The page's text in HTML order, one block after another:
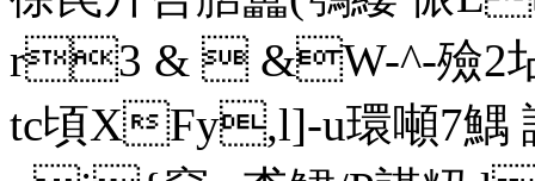
r3 &  &W-^-殮2坫3
tc頃XFy,l]-u環噸7鰅 謕